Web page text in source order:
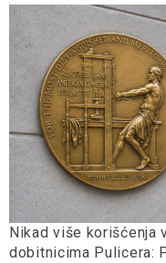
Nikad više korišćenja
dobitnicima Pulicera: